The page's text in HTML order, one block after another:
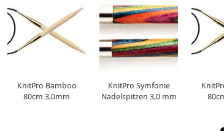
KnitPro Bamboo
80cm 3,0mm
KnitPro Symfonie
Nadelspitzen 3,0 mm